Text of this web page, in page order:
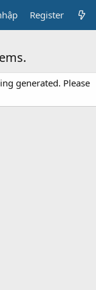
Register
generated. Please